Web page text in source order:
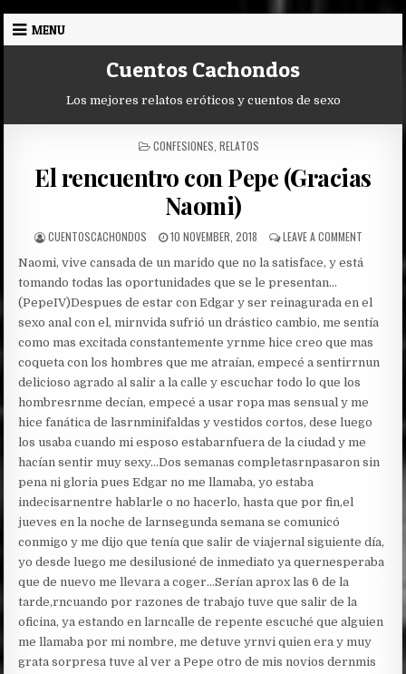
Skip
MENU
Cuentos Cachondos
Los mejores relatos eróticos y cuentos de sexo
POSTED
CONFESIONES RELATOS
El rencuentro con Pepe (Gracias
Naomi)
AUTHOR:
CUENTOSCACHONDOS
PUBLISHED
10 NOVEMBER, 2018 LEAVE A COMMENT
PEPE
NAOMI)
Naomi, vive cansada de un marido que no la satisface, y está
tomando todas las oportunidades que se le presentan…
(PepeIV)Despues de estar con Edgar y ser reinagurada en el
sexo anal con el, mirnvida sufrió un drástico cambio, me sentía
como mas excitada constantemente yrnme hice creo que mas
coqueta con los hombres que me atraían, empecé a sentirrnun
delicioso agrado al salir a la calle y escuchar todo lo que los
hombresrnme decían, empecé a usar ropa mas sensual y me
hice fanática de lasrnminifaldas y vestidos cortos, dese luego
los usaba cuando mi esposo estabarnfuera de la ciudad y me
hacían sentir muy sexy…Dos semanas completasrnpasaron sin
pena ni gloria pues Edgar no me llamaba, yo estaba
indecisarnentre hablarle o no hacerlo, hasta que por fin,el
jueves en la noche de larnsegunda semana se comunicó
conmigo y me dijo que tenía que salir de viajernal siguiente día,
yo desde luego me desilusioné de inmediato ya quernesperaba
que de nuevo me llevara a coger…Serían aprox las 6 de la
tarde,rncuando por razones de trabajo tuve que salir de la
oficina, ya estando en larncalle de repente escuché que alguien
me llamaba por mi nombre, me detuve yrnvi quien era y muy
grata sorpresa tuve al ver a Pepe otro de mis novios dernmis